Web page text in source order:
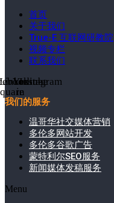
首页
关于我们
True-E 互联网研教院
视频专栏
联系我们
in
Youtube
Instagram
我们的服务
温哥华社交媒体营销
多伦多网站开发
多伦多谷歌广告
蒙特利尔SEO服务
新闻媒体发稿服务
Menu